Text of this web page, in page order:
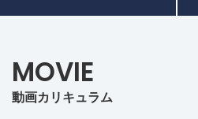
MOVIE
動画カリキュラム